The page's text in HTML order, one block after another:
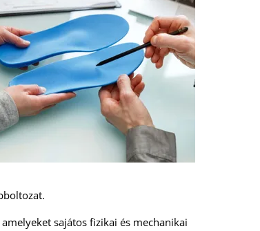
sajátos fizikai és mechanikai